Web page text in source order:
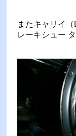
またキャリイ
レーキシュー